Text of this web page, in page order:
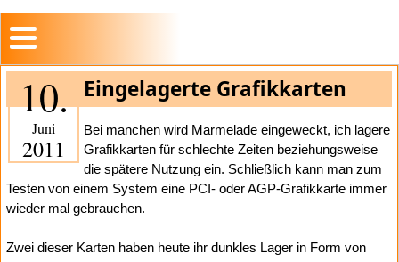
10.
Juni
2011
Eingelagerte Grafikkarten
Bei manchen wird Marmelade eingeweckt, ich lagere
Grafikkarten für schlechte Zeiten beziehungsweise
die spätere Nutzung ein. Schließlich kann man zum
Testen von einem System eine PCI- oder AGP-Grafikkarte immer
wieder mal gebrauchen.
Zwei dieser Karten haben heute ihr dunkles Lager in Form von